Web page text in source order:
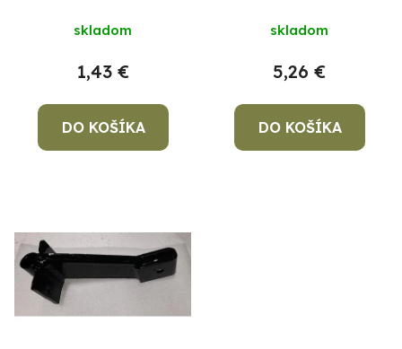
skladom
1,43 €
DO KOŠÍKA
skladom
5,26 €
DO KOŠÍKA